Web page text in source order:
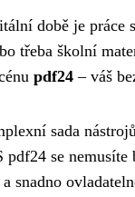
době je práce
třeba školní
pdf24 – váš
sada
pdf24 se
snadno